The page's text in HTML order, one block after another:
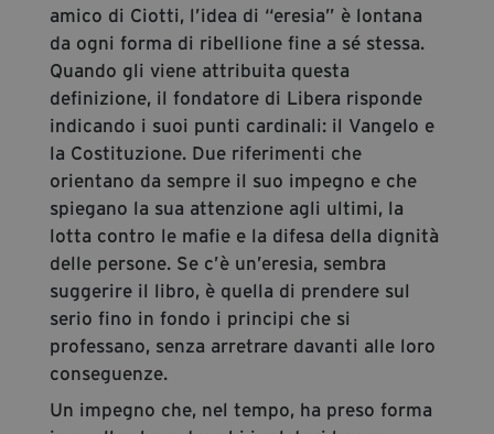
amico di Ciotti, l’idea di “eresia” è lontana
da ogni forma di ribellione fine a sé stessa.
Quando gli viene attribuita questa
definizione, il fondatore di Libera risponde
indicando i suoi punti cardinali: il Vangelo e
la Costituzione. Due riferimenti che
orientano da sempre il suo impegno e che
spiegano la sua attenzione agli ultimi, la
lotta contro le mafie e la difesa della dignità
delle persone. Se c’è un’eresia, sembra
suggerire il libro, è quella di prendere sul
serio fino in fondo i principi che si
professano, senza arretrare davanti alle loro
conseguenze.
Un impegno che, nel tempo, ha preso forma